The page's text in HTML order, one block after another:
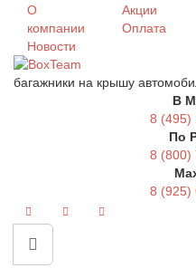
О
компании
Новости
Акции
Оплата
багажники на крышу
В
8 (495)
По
8 (800)
8 (925)